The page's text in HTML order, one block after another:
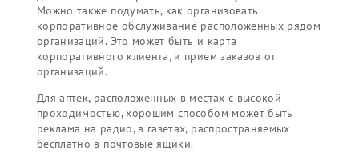
Можно также подумать, как организовать
корпоративное обслуживание расположенных рядом
организаций. Это может быть и карта
корпоративного клиента, и прием заказов от
организаций.
Для аптек, расположенных в местах с высокой
проходимостью, хорошим способом может быть
реклама на радио, в газетах, распространяемых
бесплатно в почтовые ящики.